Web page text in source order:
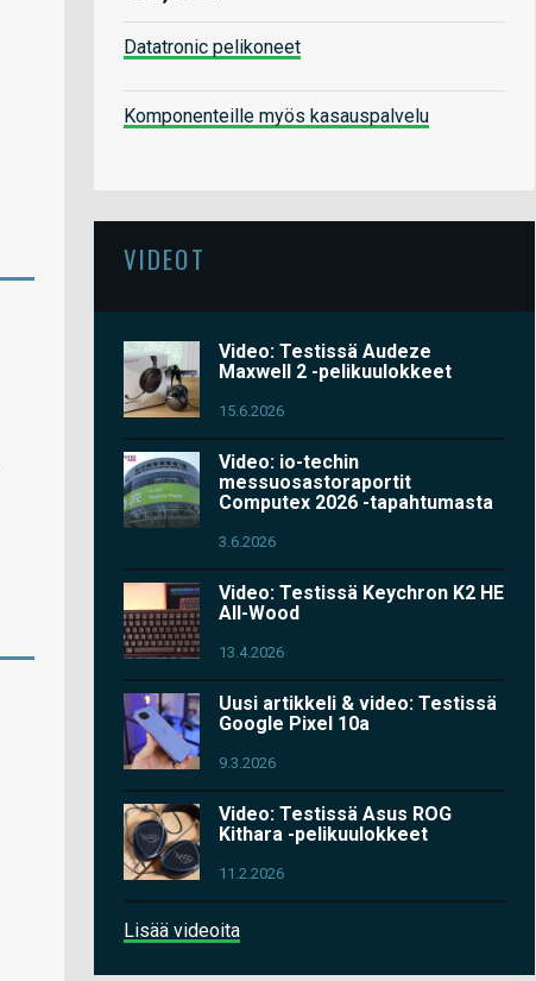
Datatronic pelikoneet
Komponenteille myös kasauspalvelu
VIDEOT
Video: Testissä Audeze
Maxwell 2 -pelikuulokkeet
15.6.2026
Video: io-techin
messuosastoraportit
Computex 2026 -tapahtumasta
3.6.2026
Video: Testissä Keychron K2 HE
All-Wood
13.4.2026
Uusi artikkeli & video: Testissä
Google Pixel 10a
9.3.2026
Video: Testissä Asus ROG
Kithara -pelikuulokkeet
11.2.2026
Lisää videoita